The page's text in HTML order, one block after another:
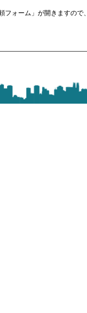
ォーム」が開きますので、